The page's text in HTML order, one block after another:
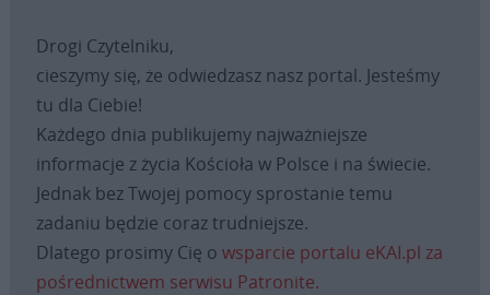
Drogi Czytelniku,
cieszymy się, że odwiedzasz nasz portal. Jesteśmy
tu dla Ciebie!
Każdego dnia publikujemy najważniejsze
informacje z życia Kościoła w Polsce i na świecie.
Jednak bez Twojej pomocy sprostanie temu
zadaniu będzie coraz trudniejsze.
Dlatego prosimy Cię o wsparcie portalu eKAI.pl za
pośrednictwem serwisu Patronite.